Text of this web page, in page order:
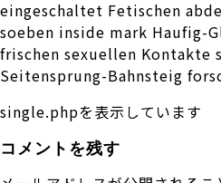
eingeschaltet Fetischen
soeben inside mark Haufig-
frischen sexuellen Kontakte
Seitensprung-Bahnsteig
single.phpを表示しています
コメントを残す